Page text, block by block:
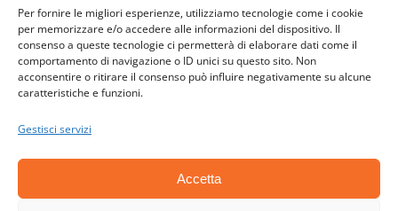
Per fornire le migliori esperienze, utilizziamo tecnologie come i cookie
per memorizzare e/o accedere alle informazioni del dispositivo. Il
consenso a queste tecnologie ci permetterà di elaborare dati come il
comportamento di navigazione o ID unici su questo sito. Non
acconsentire o ritirare il consenso può influire negativamente su alcune
caratteristiche e funzioni.
Gestisci servizi
Accetta
EVENTI
Notice
Non ci sono eventi previsti.
© Copyright 2006 - 2026 | ATSC - Agenti Teramo